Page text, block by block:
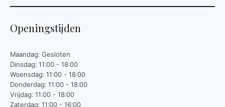
Openingstijden
Maandag: Gesloten
Dinsdag: 11:00 - 18:00
Woensdag: 11:00 - 18:00
Donderdag: 11:00 - 18:00
Vrijdag: 11:00 - 18:00
Zaterdag: 11:00 - 16:00